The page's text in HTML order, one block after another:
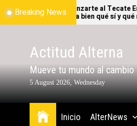
Skip
to
Breaking News
de lanzarte al Tecate Emblema
revisa bien qué sí y qué no
ingresar al festival.
Actitud Alterna
Mueve tu mundo al cambio
5 August 2026, Wednesday
Inicio AlterNews